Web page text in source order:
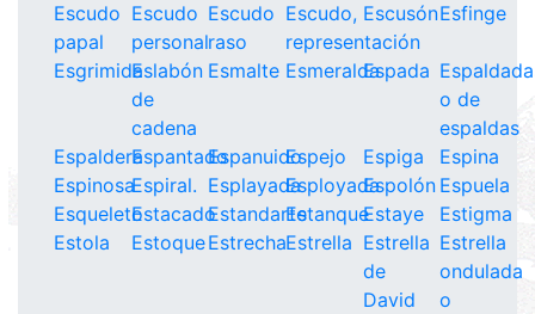
Escudo
papal
Escudo
personal
Escudo
raso
Escudo,
representación
EscusónEsfinge
EsgrimidaEslabón
de
cadena
Esmalte EsmeraldaEspada
o de
espaldas
EspalderaEspantadoEspanuidoEspejo Espiga
Espina
EspinosaEspiral. EsplayadaEsployadaEspolón Espuela
EsqueletoEstacadoEstandarteEstanqueEstaye
Estigma
Estola
EstoqueEstrechaEstrella Estrella
de
David
Estrella
ondulada
o